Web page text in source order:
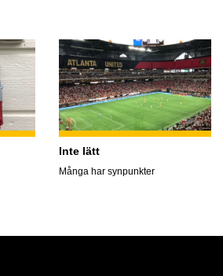
Inte lätt
Många har synpunkter